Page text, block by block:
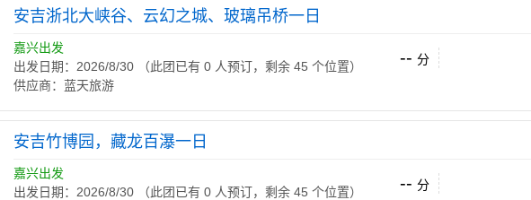
安吉浙北大峡谷、云幻之城、玻璃吊桥一日
嘉兴出发
出发日期：2026/8/30 （此团已有 0 人预订，剩余 45 个位置）
供应商：蓝天旅游
-- 分
安吉竹博园，藏龙百瀑一日
嘉兴出发
出发日期：2026/8/30 （此团已有 0 人预订，剩余 45 个位置）
-- 分